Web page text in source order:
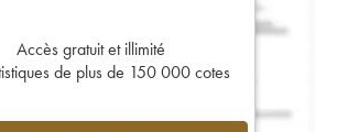
Accès gratuit et illimité
de plus de 150 000 cotes